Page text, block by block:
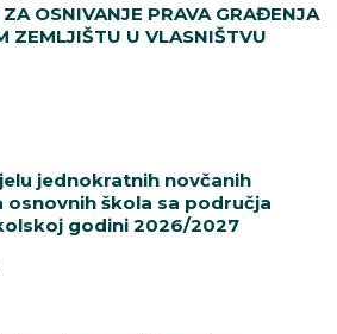
OSNIVANJE PRAVA GRAĐENJA
ZEMLJIŠTU U VLASNIŠTVU
jednokratnih novčanih
škola sa područja
godini 2026/2027